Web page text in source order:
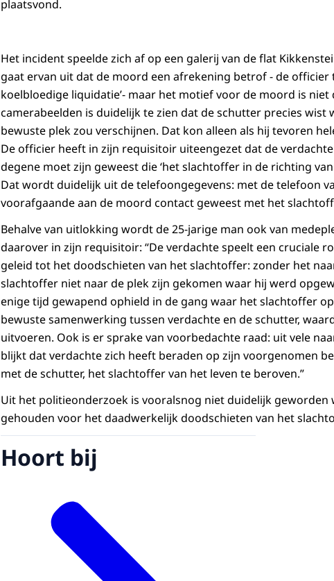
plaatsvond.
Het incident speelde zich af op een galerij van de flat
gaat ervan uit dat de moord een afrekening betrof - de officier
koelbloedige liquidatie’- maar het motief voor de moord is
camerabeelden is duidelijk te zien dat de schutter precies
bewuste plek zou verschijnen. Dat kon alleen als hij tevoren
De officier heeft in zijn requisitoir uiteengezet dat de
degene moet zijn geweest die ‘het slachtoffer in de richting
Dat wordt duidelijk uit de telefoongegevens: met de telefoon
voorafgaande aan de moord contact geweest met het
Behalve van uitlokking wordt de 25-jarige man ook van
daarover in zijn requisitoir: “De verdachte speelt een cruciale
geleid tot het doodschieten van het slachtoffer: zonder het
slachtoffer niet naar de plek zijn gekomen waar hij werd
enige tijd gewapend ophield in de gang waar het slachtoffer
bewuste samenwerking tussen verdachte en de schutter,
uitvoeren. Ook is er sprake van voorbedachte raad: uit vele
blijkt dat verdachte zich heeft beraden op zijn voorgenomen
met de schutter, het slachtoffer van het leven te beroven.”
Uit het politieonderzoek is vooralsnog niet duidelijk
gehouden voor het daadwerkelijk doodschieten van het
Hoort bij